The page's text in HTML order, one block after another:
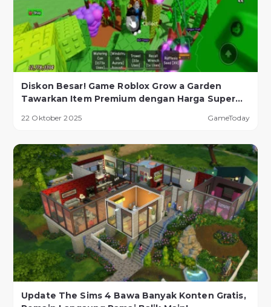
Diskon Besar! Game Roblox Grow a Garden
Tawarkan Item Premium dengan Harga Super
22 Oktober 2025 GameToday
Update The Sims 4 Bawa Banyak Konten Gratis,